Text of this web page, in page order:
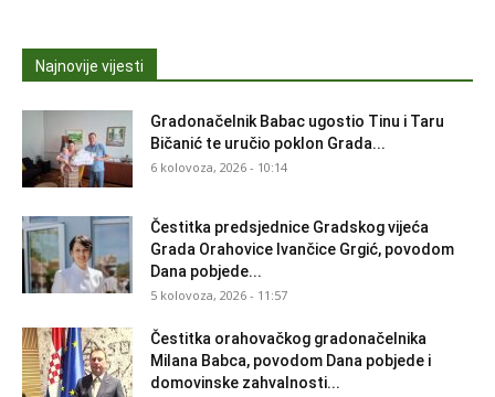
Najnovije vijesti
Gradonačelnik Babac ugostio Tinu i Taru
Bičanić te uručio poklon Grada...
6 kolovoza, 2026 - 10:14
Čestitka predsjednice Gradskog vijeća
Grada Orahovice Ivančice Grgić, povodom
Dana pobjede...
5 kolovoza, 2026 - 11:57
Čestitka orahovačkog gradonačelnika
Milana Babca, povodom Dana pobjede i
domovinske zahvalnosti...